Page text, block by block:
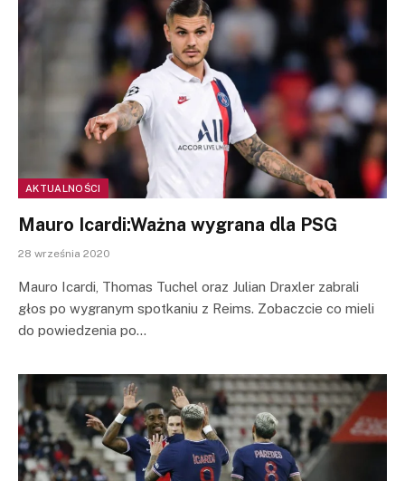
AKTUALNOŚCI
Mauro Icardi:Ważna wygrana dla PSG
28 września 2020
Mauro Icardi, Thomas Tuchel oraz Julian Draxler zabrali
głos po wygranym spotkaniu z Reims. Zobaczcie co mieli
do powiedzenia po…